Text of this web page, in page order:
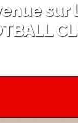
sur